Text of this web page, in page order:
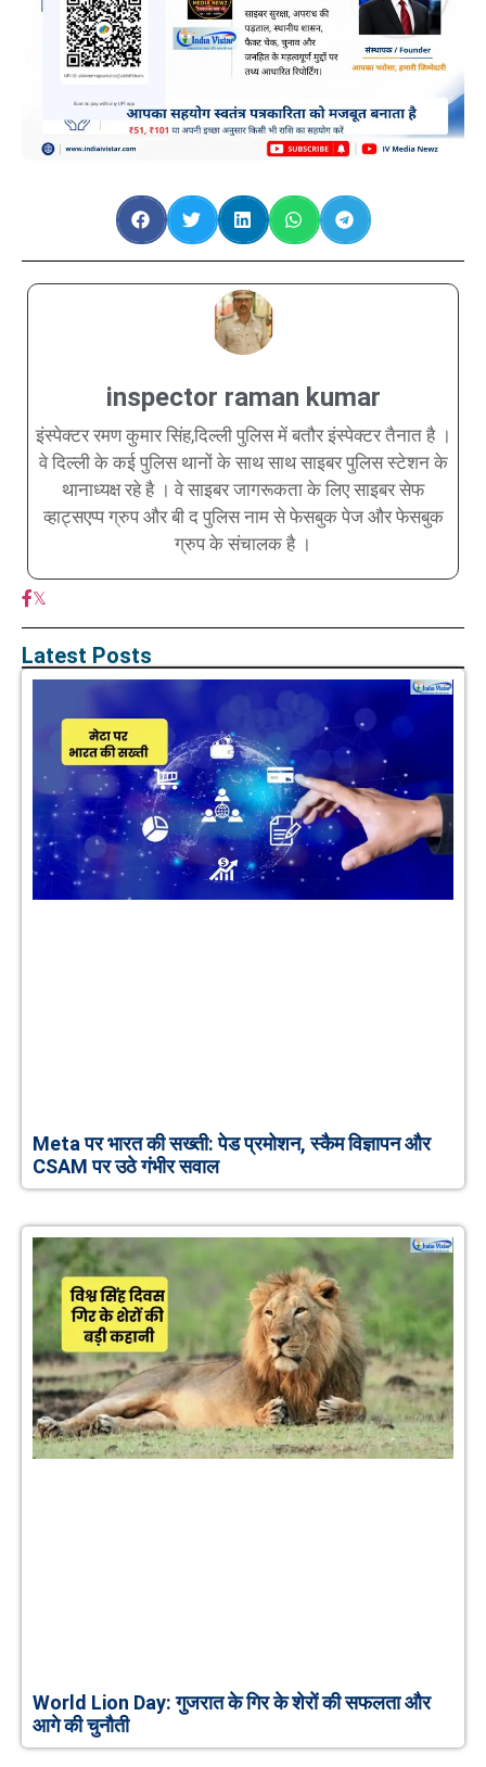
inspector raman kumar
इंस्पेक्टर रमण कुमार सिंह,दिल्ली पुलिस में बतौर इंस्पेक्टर तैनात है ।
वे दिल्ली के कई पुलिस थानों के साथ साथ साइबर पुलिस स्टेशन के
थानाध्यक्ष रहे है । वे साइबर जागरूकता के लिए साइबर सेफ
व्हाट्सएप्प ग्रुप और बी द पुलिस नाम से फेसबुक पेज और फेसबुक
ग्रुप के संचालक है ।
𝕏
Latest Posts
Meta पर भारत की सख्ती: पेड प्रमोशन, स्कैम विज्ञापन और
CSAM पर उठे गंभीर सवाल
World Lion Day: गुजरात के गिर के शेरों की सफलता और
आगे की चुनौती